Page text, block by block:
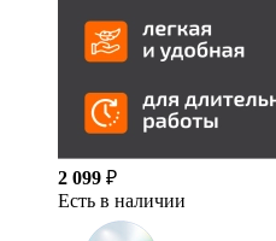
2 099 ₽
Есть в наличии